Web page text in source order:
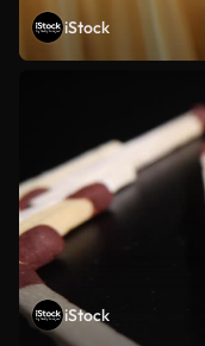
iStock
iStock